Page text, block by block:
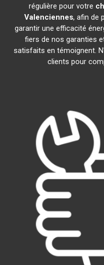
régulière pour votre
Valenciennes, afin de
garantir une efficacité
fiers de nos garanties
satisfaits en témoignent.
clients pour